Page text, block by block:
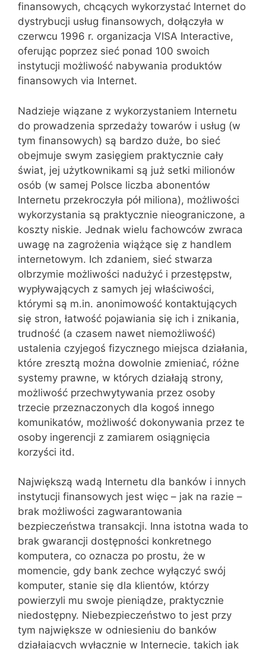
finansowych, chcących wykorzystać Internet do
dystrybucji usług finansowych, dołączyła w
czerwcu 1996 r. organizacja VISA Interactive,
oferując poprzez sieć ponad 100 swoich
instytucji możliwość nabywania produktów
finansowych via Internet.
Nadzieje wiązane z wykorzystaniem Internetu
do prowadzenia sprzedaży towarów i usług (w
tym finansowych) są bardzo duże, bo sieć
obejmuje swym zasięgiem praktycznie cały
świat, jej użytkownikami są już setki milionów
osób (w samej Polsce liczba abonentów
Internetu przekroczyła pół miliona), możliwości
wykorzystania są praktycznie nieograniczone, a
koszty niskie. Jednak wielu fachowców zwraca
uwagę na zagrożenia wiążące się z handlem
internetowym. Ich zdaniem, sieć stwarza
olbrzymie możliwości nadużyć i przestępstw,
wypływających z samych jej właściwości,
którymi są m.in. anonimowość kontaktujących
się stron, łatwość pojawiania się ich i znikania,
trudność (a czasem nawet niemożliwość)
ustalenia czyjegoś fizycznego miejsca działania,
które zresztą można dowolnie zmieniać, różne
systemy prawne, w których działają strony,
możliwość przechwytywania przez osoby
trzecie przeznaczonych dla kogoś innego
komunikatów, możliwość dokonywania przez te
osoby ingerencji z zamiarem osiągnięcia
korzyści itd.
Największą wadą Internetu dla banków i innych
instytucji finansowych jest więc – jak na razie –
brak możliwości zagwarantowania
bezpieczeństwa transakcji. Inna istotna wada to
brak gwarancji dostępności konkretnego
komputera, co oznacza po prostu, że w
momencie, gdy bank zechce wyłączyć swój
komputer, stanie się dla klientów, którzy
powierzyli mu swoje pieniądze, praktycznie
niedostępny. Niebezpieczeństwo to jest przy
tym największe w odniesieniu do banków
działających wyłącznie w Internecie, takich jak